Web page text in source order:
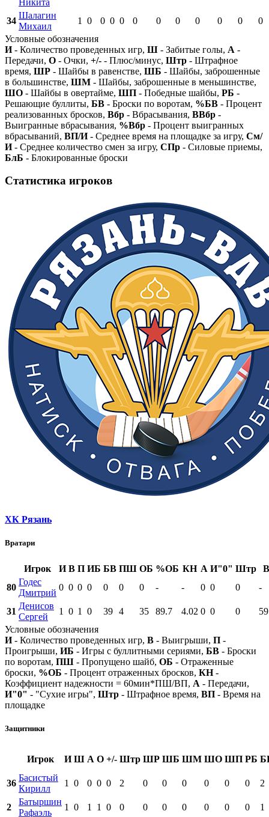
34
Шалагин
Михаил
1 0 0 0 0 0 0 0 0 0 0
0
Условные обозначения
И- Количество проведенных игр, Ш - Забитые голы, А -
Передачи, О - Очки, +/- - Плюс/минус, Штр - Штрафное
время, ШР - Шайбы в равенстве, ШБ - Шайбы, заброшенные
в большинстве, ШМ - Шайбы, заброшенные в меньшинстве,
ШО - Шайбы в овертайме, ШП - Победные шайбы, РБ -
Решающие буллиты, БВ - Броски по воротам, %БВ - Процент
реализованных бросков, Вбр - Вбрасывания, ВВбр -
Выигранные вбрасывания, %Вбр - Процент выигранных
вбрасываний, ВП/И- Среднее время на площадке за игру, См/
И- Среднее количество смен за игру, СПр - Силовые приемы,
БлБ - Блокированные броски
Статистика игроков
ХК Рязань
Вратари
Игрок И В П ИБ БВ ПШ ОБ %ОБ КН А И"0" Штр
80
Годес
Дмитрий
0 0 0 0 0 0 0 - - 0 0 0 -
31
Денисов
Сергей
1 0 1 0 39 4 35 89.7 4.02 0 0 0
Условные обозначения
И- Количество проведенных игр, В - Выигрыши, П -
Проигрыши, ИБ - Игры с буллитными сериями, БВ - Броски
по воротам, ПШ - Пропущено шайб, ОБ - Отраженные
броски, %ОБ - Процент отраженных бросков, КН-
Коэффициент надежности = 60мин*ПШ/ВП, А - Передачи,
И"0" - "Сухие игры", Штр - Штрафное время, ВП - Время на
площадке
Защитники
Игрок И Ш А О +/- Штр ШР ШБ ШМ ШО ШП РБ
36
Басистый
Кирилл
1 0 0 0 0 2 0 0 0 0 0 0 2
2
Батыршин
Рафаэль
1 0 1 1 0 0 0 0 0 0 0 0 1